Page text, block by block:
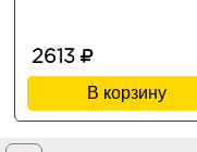
2613
В корзину